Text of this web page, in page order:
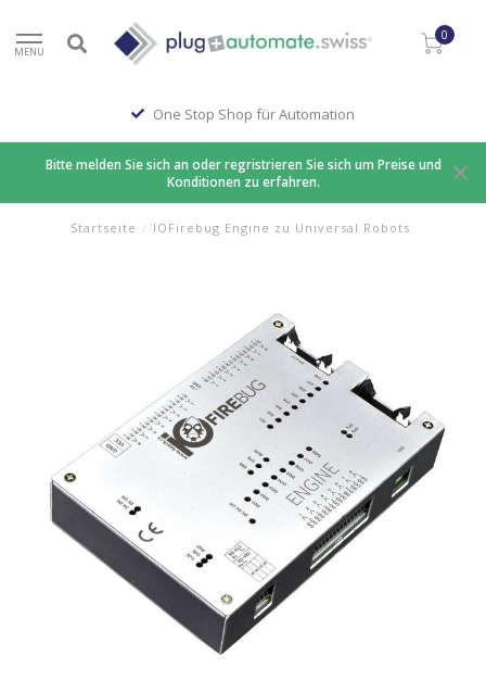
MENU
0
One Stop Shop für Automation
Bitte melden Sie sich an oder regristrieren Sie sich um Preise und
Konditionen zu erfahren.
Startseite / IOFirebug Engine zu Universal Robots